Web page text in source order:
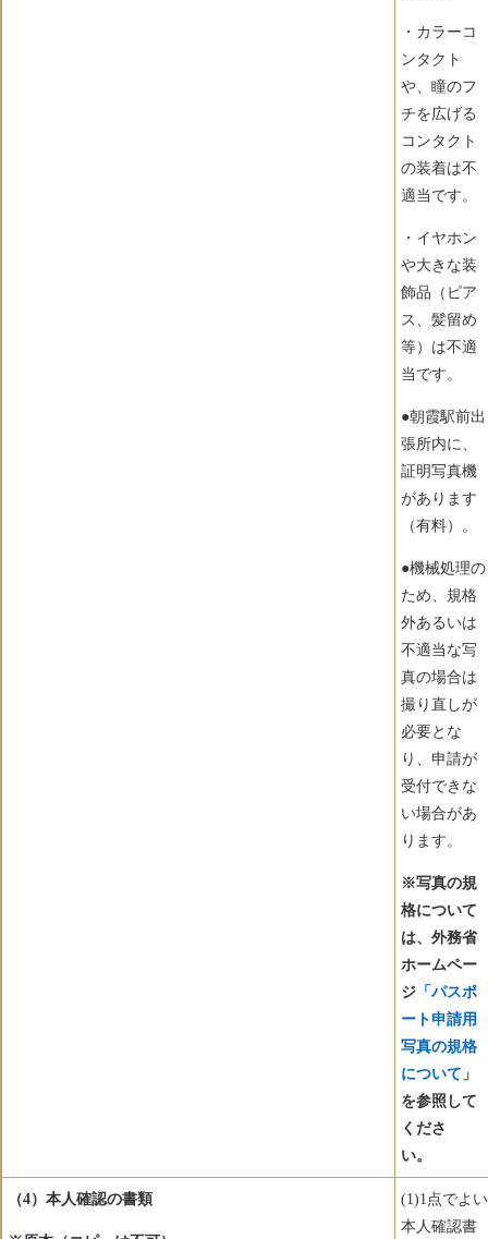
・カラーコ
ンタクト
や、瞳のフ
チを広げる
コンタクト
の装着は不
適当です。
・イヤホン
や大きな装
飾品（ピア
ス、髪留め
等）は不適
当です。
●朝霞駅前出
張所内に、
証明写真機
があります
（有料）。
●機械処理の
ため、規格
外あるいは
不適当な写
真の場合は
撮り直しが
必要とな
り、申請が
受付できな
い場合があ
ります。
※写真の規
格について
は、外務省
ホームペー
ジ 「パスポ
ート申請用
写真の規格
について」
を参照して
くださ
い。
（4）本人確認の書類
(1)1点でよい
本人確認書